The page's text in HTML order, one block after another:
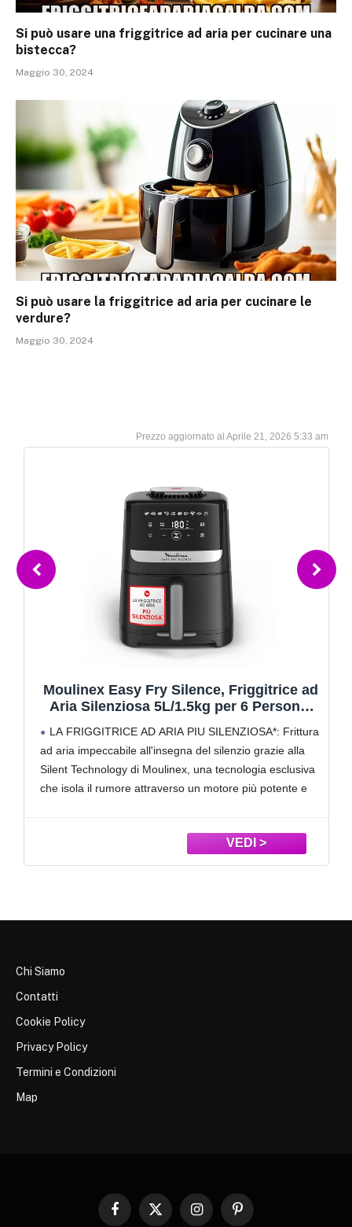
Si può usare una friggitrice ad aria per cucinare una
bistecca?
Maggio 30, 2024
Si può usare la friggitrice ad aria per cucinare le
verdure?
Maggio 30, 2024
Aprile 21, 2026 5:33 am
Moulinex Easy Fry Silence, Friggitrice ad
Aria Silenziosa 5L/1.5kg per 6 Persone,
Programmi, Touchscreen, Cestello
Lavabile in Lavastoviglie, Nera, EZ5528
LA FRIGGITRICE AD ARIA PIU SILENZIOSA*: Frittura
ad aria impeccabile all'insegna del silenzio grazie alla
Silent Technology di Moulinex, una tecnologia esclusiva
che isola il rumore attraverso un motore più potente e
Chi Siamo
Contatti
Cookie Policy
Privacy Policy
Termini e Condizioni
Map
Facebook
X
InstagramPinterest